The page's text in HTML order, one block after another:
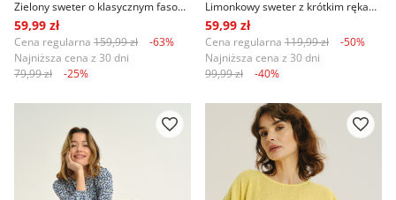
Zielony sweter o klasycznym fasonie
59,99 zł
Cena regularna 159,99 zł
-63%
Najniższa cena z 30 dni
79,99 zł
-25%
Limonkowy sweter z krótkim rękawem
59,99 zł
Cena regularna 119,99 zł
-50%
Najniższa cena z 30 dni
99,99 zł
-40%